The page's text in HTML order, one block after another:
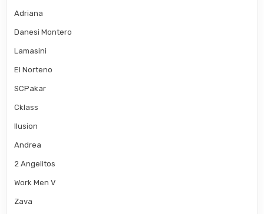
Adriana
Danesi Montero
Lamasini
El Norteno
SCPakar
Cklass
Ilusion
Andrea
2 Angelitos
Work Men V
Zava